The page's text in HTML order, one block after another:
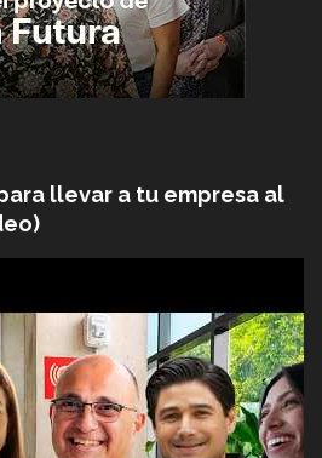
llevar a tu empresa al